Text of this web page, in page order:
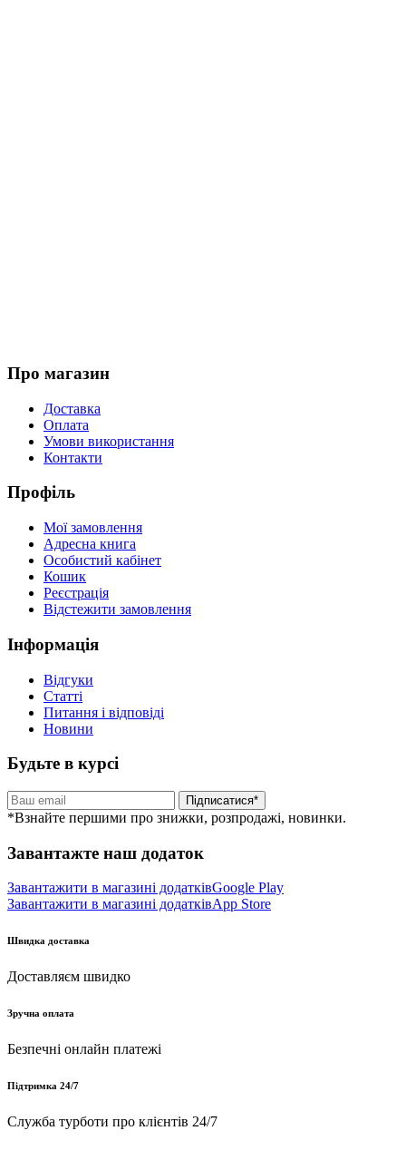
Про магазин
Доставка
Оплата
Умови використання
Контакти
Профіль
Мої замовлення
Адресна книга
Особистий кабінет
Кошик
Реєстрація
Відстежити замовлення
Інформація
Відгуки
Статті
Питання і відповіді
Новини
Будьте в курсі
Підписатися*
*Взнайте першими про знижки, розпродажі, новинки.
Завантажте наш додаток
Завантажити в магазині додатківGoogle Play
Завантажити в магазині додатківApp Store
Швидка доставка
Доставляєм швидко
Зручна оплата
Безпечні онлайн платежі
Підтримка 24/7
Служба турботи про клієнтів 24/7